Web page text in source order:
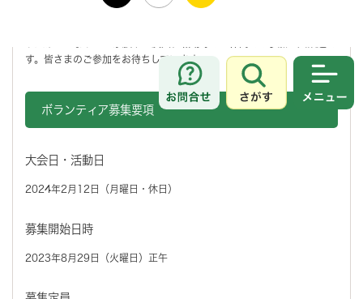
お問合せ
さがす
していただくボランティアの募集を本日8月29日正午から開始します。
す。皆さまのご参加をお待ちしています。
ボランティア募集要項
大会日・活動日
2024年2月12日（月曜日・休日）
募集開始日時
2023年8月29日（火曜日）正午